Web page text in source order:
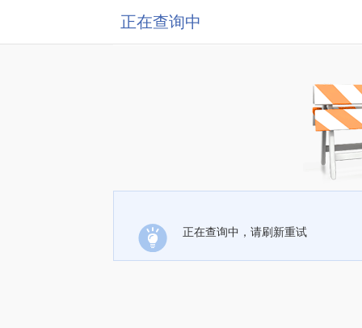
正在查询中
正在查询中，请刷新重试